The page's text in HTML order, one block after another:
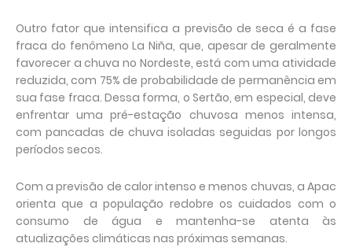
Outro fator que intensifica a previsão de seca é a fase
fraca do fenômeno La Niña, que, apesar de geralmente
favorecer a chuva no Nordeste, está com uma atividade
reduzida, com 75% de probabilidade de permanência em
sua fase fraca. Dessa forma, o Sertão, em especial, deve
enfrentar uma pré-estação chuvosa menos intensa,
com pancadas de chuva isoladas seguidas por longos
períodos secos.
Com a previsão de calor intenso e menos chuvas, a Apac
orienta que a população redobre os cuidados com o
consumo de água e mantenha-se atenta às
atualizações climáticas nas próximas semanas.